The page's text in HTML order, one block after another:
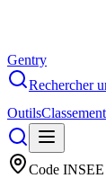
Gentry
Rechercher
Outils
Code INSEE